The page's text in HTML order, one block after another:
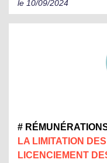
le 10/09/2024
#
LA LIMITATION
LICENCIEMENT